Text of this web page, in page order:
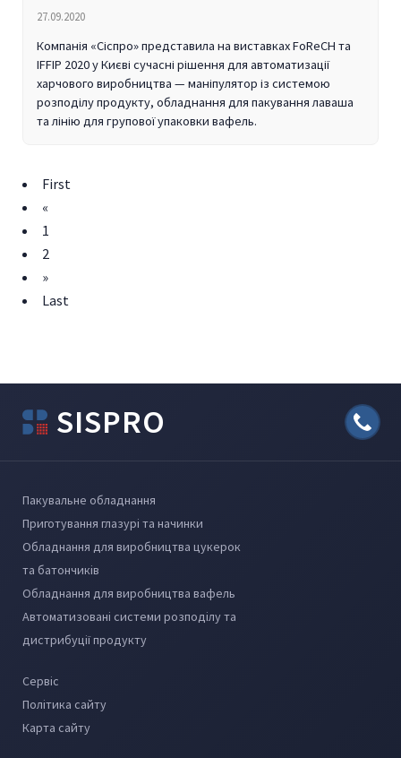
27.09.2020
Компанія «Сіспро» представила на виставках FoReCH та
IFFIP 2020 у Києві сучасні рішення для автоматизації
харчового виробництва — маніпулятор із системою
розподілу продукту, обладнання для пакування лаваша
та лінію для групової упаковки вафель.
First
«
1
2
»
Last
SISPRO
Пакувальне обладнання
Приготування глазурі та начинки
Обладнання для виробництва цукерок
та батончиків
Обладнання для виробництва вафель
Автоматизовані системи розподілу та
дистрибуції продукту
Сервіс
Політика сайту
Карта сайту